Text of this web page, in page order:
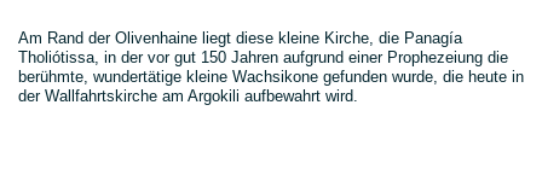
Am Rand der Olivenhaine liegt diese kleine Kirche, die Panagía
Tholiótissa, in der vor gut 150 Jahren aufgrund einer Prophezeiung die
berühmte, wundertätige kleine Wachsikone gefunden wurde, die heute in
der Wallfahrtskirche am Argokili aufbewahrt wird.